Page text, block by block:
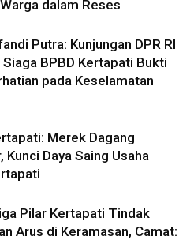
dalam Reses
Putra: Kunjungan DPR RI
BPBD Kertapati Bukti
pada Keselamatan
Merek Dagang
Kunci Daya Saing Usaha
Pilar Kertapati Tindak
Arus di Keramasan, Camat: